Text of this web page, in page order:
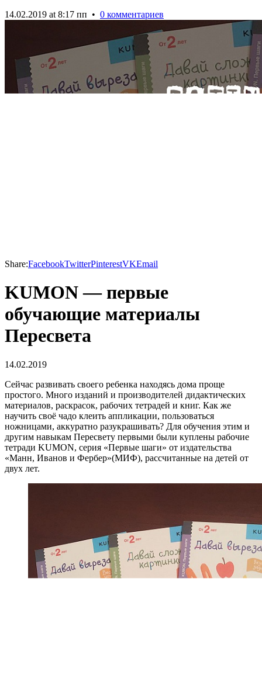
14.02.2019 at 8:17 пп • 0 комментариев
Share:FacebookTwitterPinterestVKEmail
KUMON — первые
обучающие материалы
Пересвета
14.02.2019
Сейчас развивать своего ребенка находясь дома проще
простого. Много изданий и производителей дидактических
материалов, раскрасок, рабочих тетрадей и книг. Как же
научить своё чадо клеить аппликации, пользоваться
ножницами, аккуратно разукрашивать? Для обучения этим и
другим навыкам Пересвету первыми были куплены рабочие
тетради KUMON, серия «Первые шаги» от издательства
«Манн, Иванов и Фербер»(МИФ), рассчитанные на детей от
двух лет.